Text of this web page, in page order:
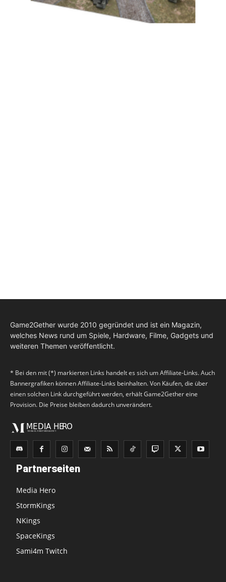
Game2Gether wurde 2010 gegründet und ist ein Magazin,
welches News rund um Spiele, Hardware, Filme, Gadgets und
weiteren Themen veröffentlicht.
* Bei den mit (*) markierten Links handelt es sich um Affiliate-Links. Auch
Bannergrafiken können Affiliate-Links beinhalten. Von Käufen, die über
einen solchen Link durchgeführt werden, erhält Game2Gether eine
Provision. Die Preise bleiben dadurch unverändert.
Partnerseiten
Media Hero
StormKings
NKings
SpaceKings
Sami4m Twitch